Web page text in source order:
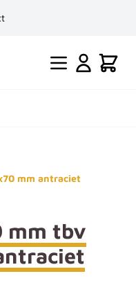
Cart
mm antraciet
mm tbv